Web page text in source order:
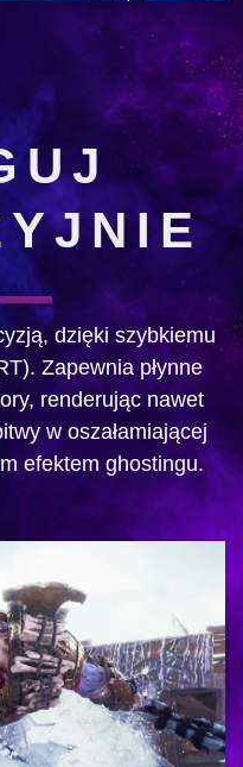
dzięki szybkiemu
Zapewnia płynne
renderując nawet
w oszałamiającej
efektem ghostingu.